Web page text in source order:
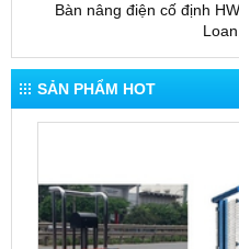
Bàn nâng điện cố định
SẢN PHẨM HOT